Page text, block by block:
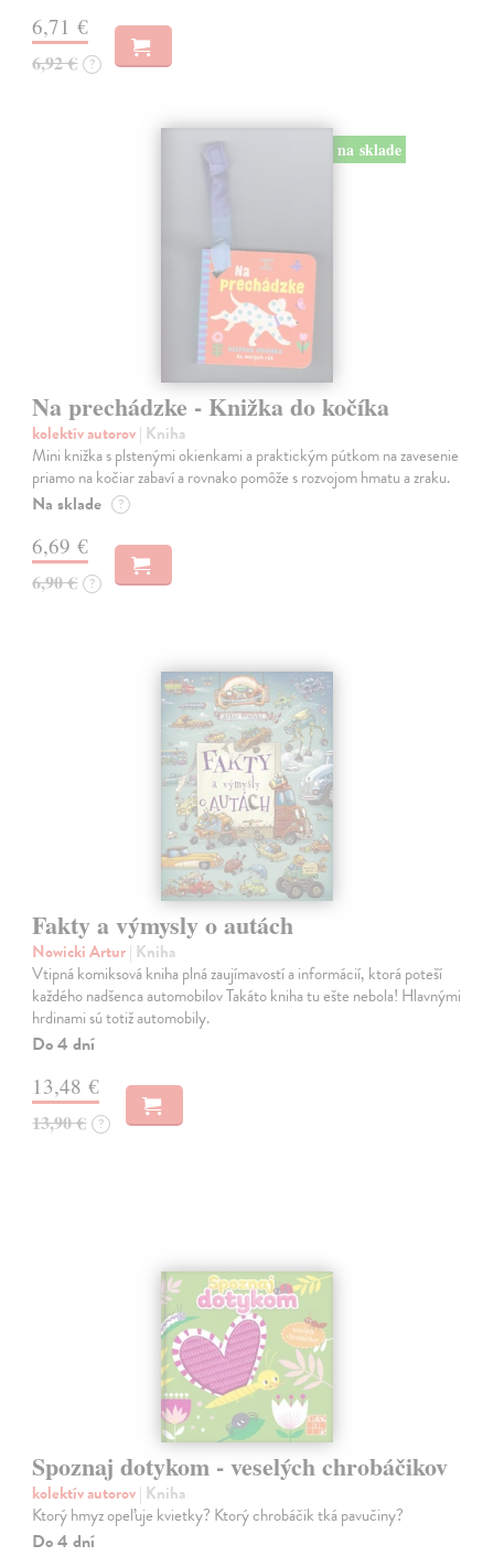
6,71 €
6,92 € ?
na sklade
Na prechádzke - Knižka do kočíka
kolektív autorov| Kniha
Mini knižka s plstenými okienkami a praktickým pútkom na zavesenie
priamo na kočiar zabaví a rovnako pomôže s rozvojom hmatu a zraku.
Na sklade ?
6,69 €
6,90 € ?
Fakty a výmysly o autách
Nowicki Artur| Kniha
Vtipná komiksová kniha plná zaujímavostí a informácií, ktorá poteší
každého nadšenca automobilov Takáto kniha tu ešte nebola! Hlavnými
hrdinami sú totiž automobily.
Do 4 dní
13,48 €
13,90 € ?
Spoznaj dotykom - veselých chrobáčikov
kolektív autorov| Kniha
Ktorý hmyz opeľuje kvietky? Ktorý chrobáčik tká pavučiny?
Do 4 dní